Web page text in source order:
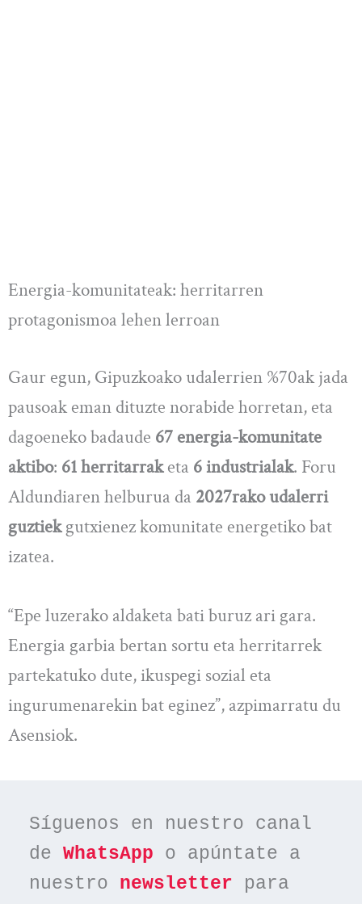
Energia-komunitateak: herritarren
protagonismoa lehen lerroan
Gaur egun, Gipuzkoako udalerrien %70ak jada
pausoak eman dituzte norabide horretan, eta
dagoeneko badaude 67 energia-komunitate
aktibo: 61 herritarraketa 6 industrialak. Foru
Aldundiaren helburua da 2027rako udalerri
guztiekgutxienez komunitate energetiko bat
izatea.
“Epe luzerako aldaketa bati buruz ari gara.
Energia garbia bertan sortu eta herritarrek
partekatuko dute, ikuspegi sozial eta
ingurumenarekin bat eginez”, azpimarratu du
Asensiok.
Síguenos en nuestro canal
de WhatsApp o apúntate a
nuestro newsletter para